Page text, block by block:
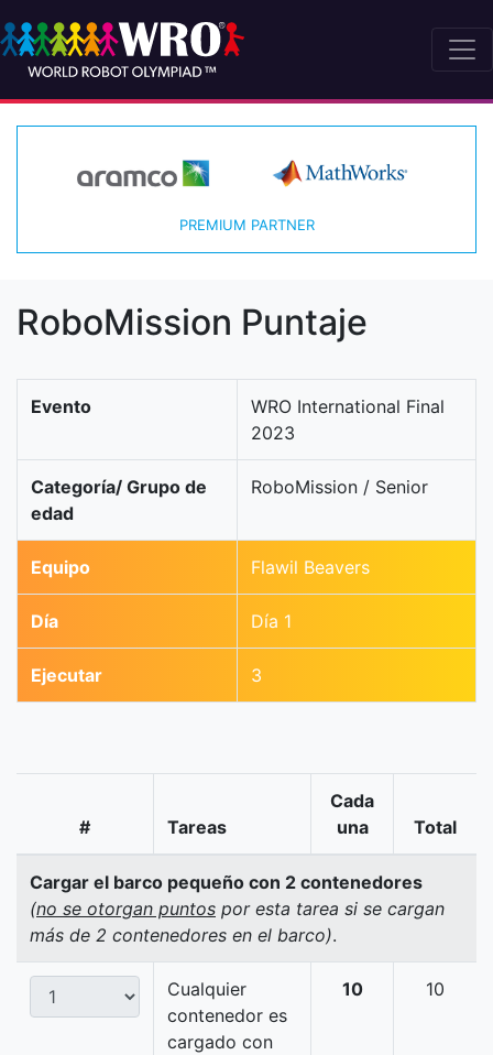
PREMIUM PARTNER
RoboMission Puntaje
Evento
WRO International Final
2023
Categoría/ Grupo de
edad
RoboMission / Senior
Equipo Flawil Beavers
Día Día 1
Ejecutar 3
# Tareas
Cada
una
Total
Cargar el barco pequeño con 2 contenedores
(no se otorgan puntos por esta tarea si se cargan
más de 2 contenedores en el barco).
Cualquier
contenedor es
cargado con
10 10